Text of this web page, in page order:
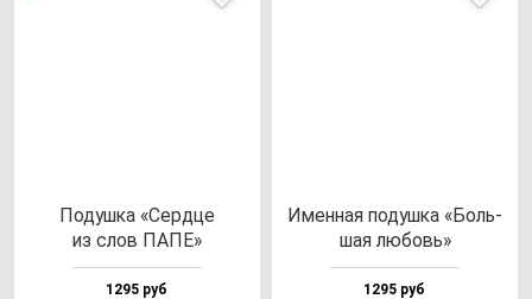
Подуш­ка «Сер­дце
из слов ПАПЕ»
1295 руб
Имен­ная по­душ­ка «Боль­
шая лю­бовь»
1295 руб